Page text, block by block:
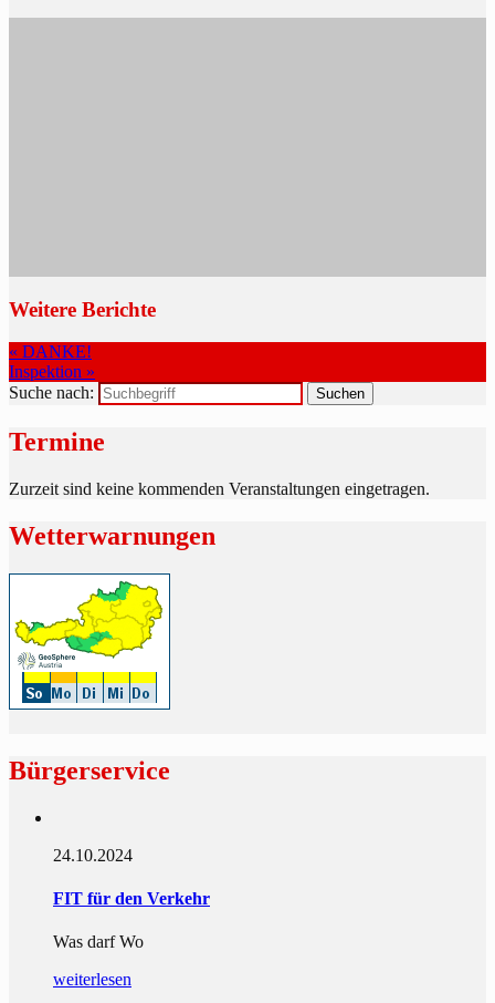
Weitere Berichte
« DANKE!
Inspektion »
Suche nach:
Termine
Zurzeit sind keine kommenden Veranstaltungen eingetragen.
Wetterwarnungen
Bürgerservice
24.10.2024
FIT für den Verkehr
Was darf Wo
weiterlesen